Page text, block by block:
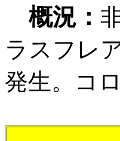
概況：
ラスフレ
発生。コ